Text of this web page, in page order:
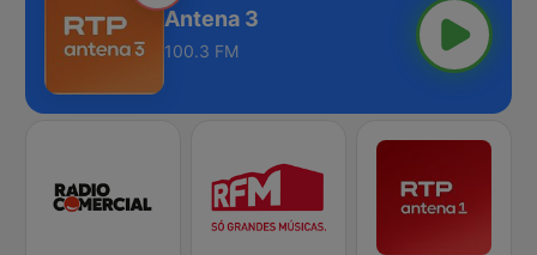
Antena 3
100.3 FM